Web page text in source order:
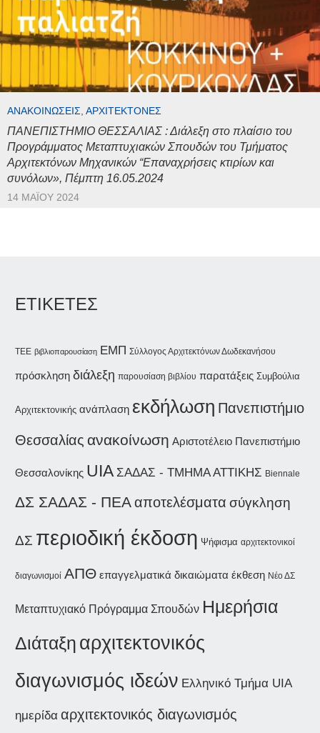
ΑΝΑΚΟΙΝΏΣΕΙΣ, ΑΡΧΙΤΈΚΤΟΝΕΣ
ΠΑΝΕΠΙΣΤΗΜΙΟ ΘΕΣΣΑΛΙΑΣ : Διάλεξη στο πλαίσιο του
Προγράμματος Μεταπτυχιακών Σπουδών του Τμήματος
Αρχιτεκτόνων Μηχανικών “Επαναχρήσεις κτιρίων και
συνόλων», Πέμπτη 16.05.2024
14 ΜΑΪ́ΟΥ 2024
ΕΤΙΚΕΤΕΣ
ΤΕΕ βιβλιοπαρουσίαση ΕΜΠ Σύλλογος Αρχιτεκτόνων Δωδεκανήσου
πρόσκληση διάλεξη παρουσίαση βιβλίου παρατάξεις Συμβούλια
Αρχιτεκτονικής ανάπλαση εκδήλωση Πανεπιστήμιο
Θεσσαλίας ανακοίνωση Αριστοτέλειο Πανεπιστήμιο
Θεσσαλονίκης UIA ΣΑΔΑΣ - ΤΜΗΜΑ ΑΤΤΙΚΗΣ Biennale
ΔΣ ΣΑΔΑΣ - ΠΕΑαποτελέσματα σύγκληση
ΔΣ περιοδική έκδοση Ψήφισμα αρχιτεκτονικοί
διαγωνισμοί ΑΠΘ επαγγελματικά δικαιώματα έκθεση Νέο ΔΣ
Μεταπτυχιακό Πρόγραμμα Σπουδών Ημερήσια
Διάταξη αρχιτεκτονικός
διαγωνισμός ιδεών Ελληνικό Τμήμα UIA
ημερίδα αρχιτεκτονικός διαγωνισμός